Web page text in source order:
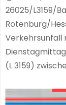
26025/L3159/
Rotenburg/
Verkehrsunfall
Dienstagmittag
(L 3159)